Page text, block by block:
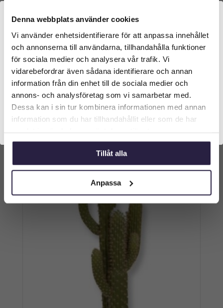
Denna webbplats använder cookies
Vi använder enhetsidentifierare för att anpassa innehållet
och annonserna till användarna, tillhandahålla funktioner
för sociala medier och analysera vår trafik. Vi
vidarebefordrar även sådana identifierare och annan
information från din enhet till de sociala medier och
annons- och analysföretag som vi samarbetar med.
Dessa kan i sin tur kombinera informationen med annan
information som du har tillhandahållit eller som de har
Tillåt alla
Anpassa
AGAVE | KONSTGJORD GIANT GRÖN 57 CM
Från:3759kr
Lägg till i varukorg
Välkommen till Webflower
Vilken typ av kund är du? Du kan alltid justera ditt val
längst upp på sidan.
Företagskund (exkl. moms)
Privatkund (inkl. moms)